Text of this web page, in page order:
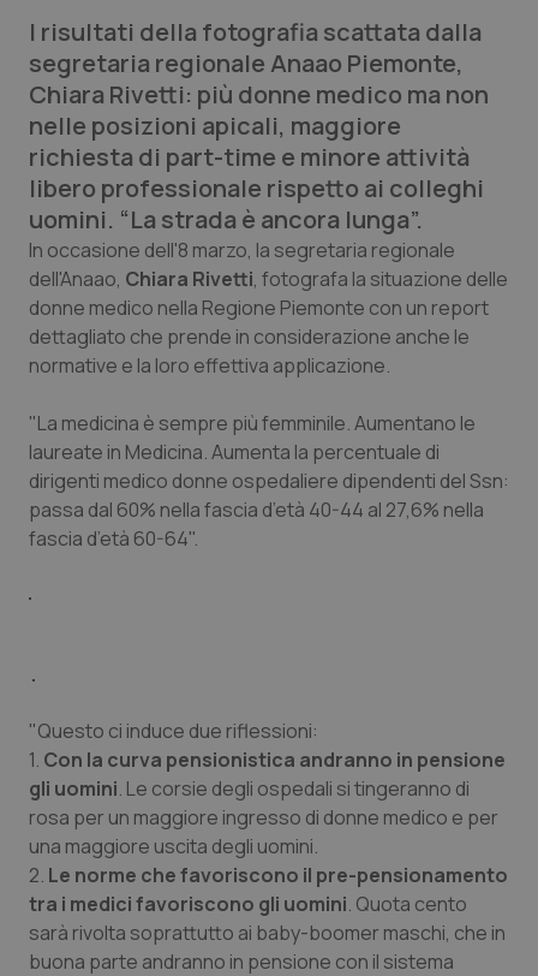
QS Pro
Professionisti Sanitari.AI
Abruzzo
Basilicata
Calabria
Emilia-Romagna
Friuli Venezia Giulia
Marche
Molise
Piemonte
Provincia Autonoma di Bolzano
QS Pro Gold
Artrite & artrosi
Asma & BPCO
Colesterolo & coronaropatie
Dermatite Atopica
Donna & Salute
Epatiti
HIV
Infezioni & Febbre
QS Club Newsletter
I risultati della fotografia scattata dalla
segretaria regionale Anaao Piemonte,
Chiara Rivetti: più donne medico ma non
nelle posizioni apicali, maggiore
richiesta di part-time e minore attività
libero professionale rispetto ai colleghi
uomini. “La strada è ancora lunga”.
In occasione dell'8 marzo, la segretaria regionale
dell'Anaao, Chiara Rivetti, fotografa la situazione delle
donne medico nella Regione Piemonte con un report
dettagliato che prende in considerazione anche le
normative e la loro effettiva applicazione.
"La medicina è sempre più femminile. Aumentano le
laureate in Medicina. Aumenta la percentuale di
dirigenti medico donne ospedaliere dipendenti del Ssn:
passa dal 60% nella fascia d’età 40-44 al 27,6% nella
fascia d’età 60-64".
"Questo ci induce due riflessioni:
1. Con la curva pensionistica andranno in pensione
gli uomini. Le corsie degli ospedali si tingeranno di
rosa per un maggiore ingresso di donne medico e per
una maggiore uscita degli uomini.
2. Le norme che favoriscono il pre-pensionamento
tra i medici favoriscono gli uomini. Quota cento
sarà rivolta soprattutto ai baby-boomer maschi, che in
buona parte andranno in pensione con il sistema